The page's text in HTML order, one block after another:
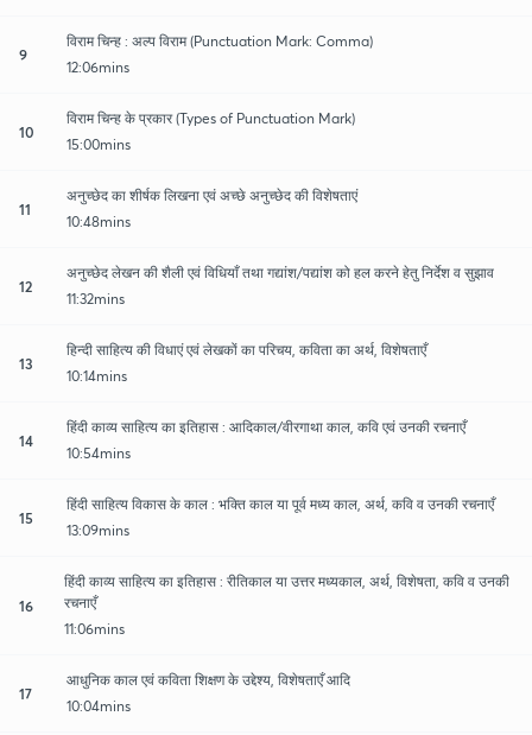
9
विराम चिन्ह : अल्प विराम (Punctuation Mark: Comma)
12:06mins
10
विराम चिन्ह के प्रकार (Types of Punctuation Mark)
15:00mins
11
अनुच्छेद का शीर्षक लिखना एवं अच्छे अनुच्छेद की विशेषताएं
10:48mins
12
अनुच्छेद लेखन की शैली एवं विधियाँ तथा गद्यांश/पद्यांश को हल करने हेतु निर्देश व सुझाव
11:32mins
13
हिन्दी साहित्य की विधाएं एवं लेखकों का परिचय, कविता का अर्थ, विशेषताएँ
10:14mins
14
हिंदी काव्य साहित्य का इतिहास : आदिकाल/वीरगाथा काल, कवि एवं उनकी रचनाएँ
10:54mins
15
हिंदी साहित्य विकास के काल : भक्ति काल या पूर्व मध्य काल, अर्थ, कवि व उनकी रचनाएँ
13:09mins
16
हिंदी काव्य साहित्य का इतिहास : रीतिकाल या उत्तर मध्यकाल, अर्थ, विशेषता, कवि व उनकी
रचनाएँ
11:06mins
17
आधुनिक काल एवं कविता शिक्षण के उद्देश्य, विशेषताएँ आदि
10:04mins